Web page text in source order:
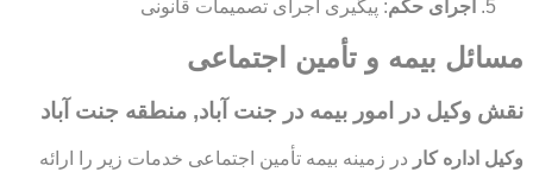
اجرای حکم: پیگیری اجرای تصمیمات قانونی
مسائل بیمه و تأمین اجتماعی
نقش وکیل در امور بیمه در جنت آباد, منطقه جنت آباد
وکیل اداره کار در زمینه بیمه تأمین اجتماعی خدمات زیر را ارائه